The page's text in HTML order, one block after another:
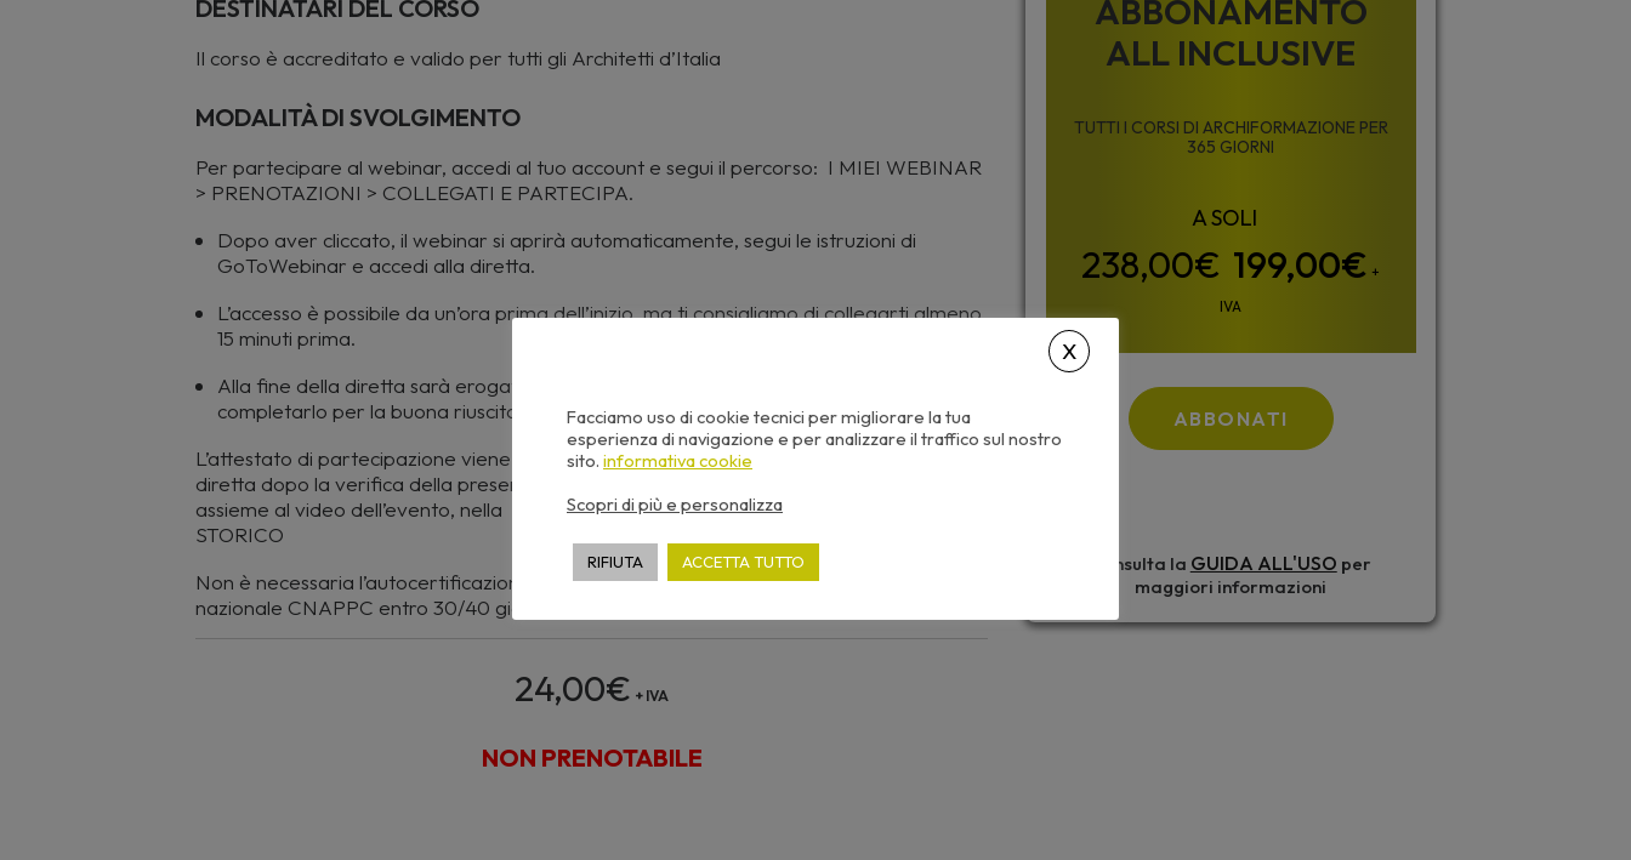
DESTINATARI DEL CORSO
Il corso è accreditato e valido per tutti gli Architetti d’Italia
MODALITÀ DI SVOLGIMENTO
Per partecipare al webinar, accedi al tuo account e segui il percorso: I MIEI WEBINAR
> PRENOTAZIONI > COLLEGATI E PARTECIPA.
Dopo aver cliccato, il webinar si aprirà automaticamente, segui le istruzioni di
GoToWebinar e accedi alla diretta.
L’accesso è possibile da un’ora prima dell’inizio, ma ti consigliamo di collegarti almeno
15 minuti prima.
Alla fine della diretta sarà erogato un sondaggio di gradimento, consigliamo di
completarlo per la buona riuscita del corso.
L’attestato di partecipazione viene rilasciato nelle ore successive alla conclusione della
diretta dopo la verifica della presenza da parte del nostro staff, e sarà disponibile,
assieme al video dell’evento, nella sezione del tuo account I MIEI WEBINAR >
STORICO
Non è necessaria l’autocertificazione: i crediti saranno visibili sulla piattaforma
nazionale CNAPPC entro 30/40 giorni.
24,00€ + IVA
NON PRENOTABILE
ABBONAMENTO
ALL INCLUSIVE
TUTTI I CORSI DI ARCHIFORMAZIONE PER
365 GIORNI
199,00€ +
IVA
ABBONATI
Consulta la GUIDA ALL'USO per
maggiori informazioni
Facciamo uso di cookie tecnici per migliorare la tua
esperienza di navigazione e per analizzare il traffico sul nostro
sito. informativa cookie
Scopri di più e personalizza
RIFIUTA ACCETTA TUTTO